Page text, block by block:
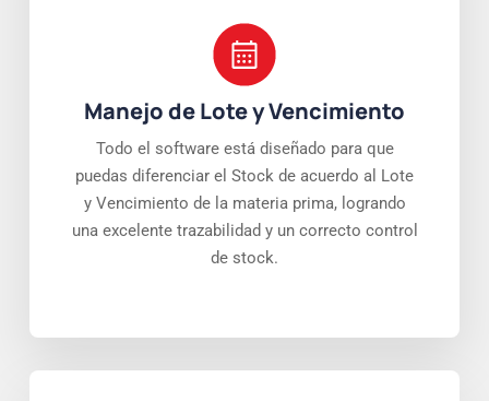
Manejo de Lote y Vencimiento
Todo el software está diseñado para que
puedas diferenciar el Stock de acuerdo al Lote
y Vencimiento de la materia prima, logrando
una excelente trazabilidad y un correcto control
de stock.